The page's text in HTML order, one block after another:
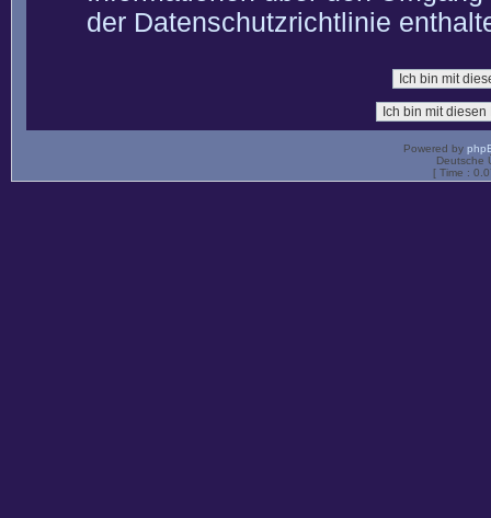
der Datenschutzrichtlinie
Powered by
Deutsche
[ Time :